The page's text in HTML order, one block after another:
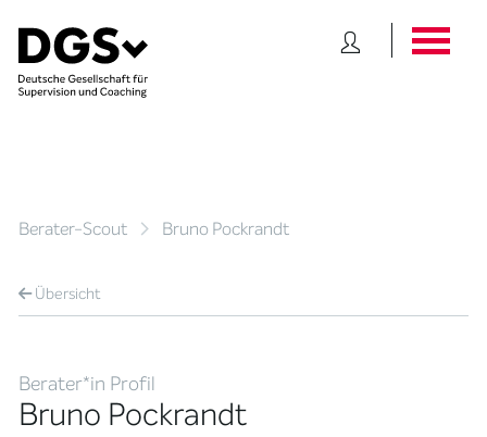
Berater-Scout Bruno Pockrandt
Übersicht
Berater*in Profil
Bruno Pockrandt